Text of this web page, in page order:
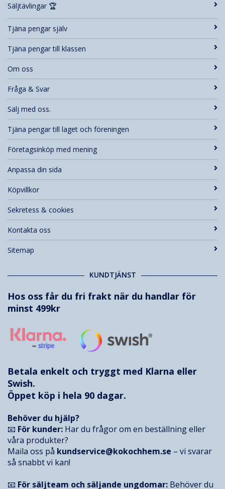
Säljtävlingar 🏆
Tjäna pengar själv
Tjäna pengar till klassen
Om oss
Fråga & Svar
Sälj med oss.
Tjäna pengar till laget och föreningen
Företagsinköp med mening
Anpassa din sida
Köpvillkor
Sekretess & cookies
Kontakta oss
Sitemap
KUNDTJÄNST
Hos oss får du fri frakt när du handlar för
minst 499kr
Betala enkelt och tryggt med Klarna eller
Swish.
Öppet köp i hela 90 dagar.
Behöver du hjälp?
📧 För kunder: Har du frågor om en beställning eller
våra produkter?
Maila oss på kundservice@kokochhem.se – vi svarar
så snabbt vi kan!
📧 För säljteam och säljande ungdomar: Behöver du